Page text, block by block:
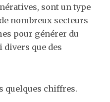
sont un type
nombreux secteurs
pour générer du
divers que des
quelques chiffres.